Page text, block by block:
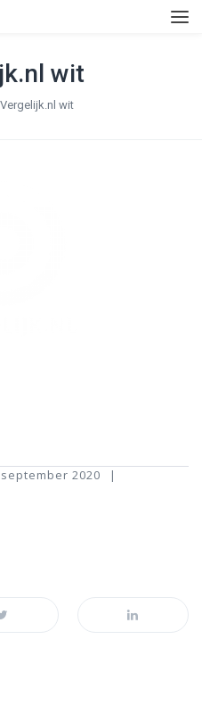
wit
Vergelijk.nl wit
2020